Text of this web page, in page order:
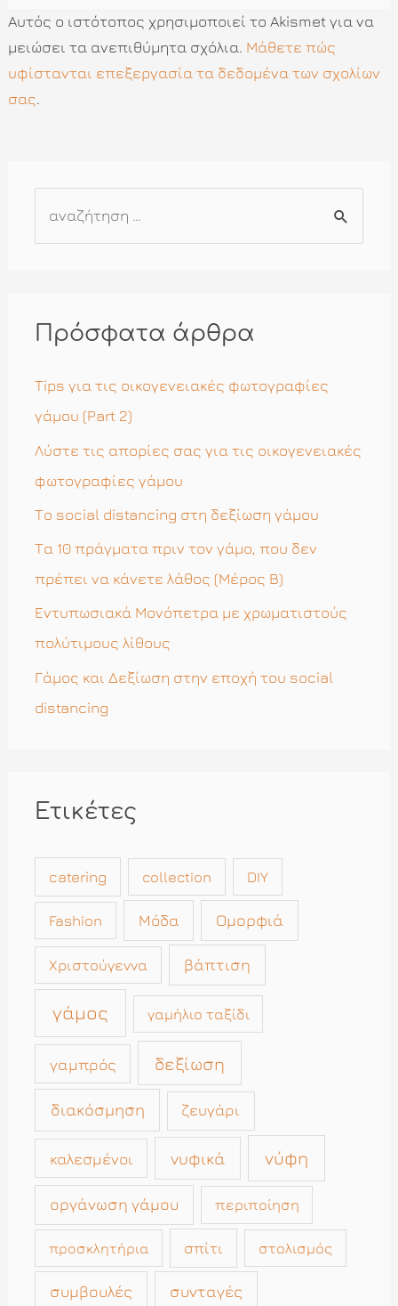
Αυτός ο ιστότοπος χρησιμοποιεί το Akismet για να
μειώσει τα ανεπιθύμητα σχόλια. Μάθετε πώς
υφίστανται επεξεργασία τα δεδομένα των σχολίων
σας.
ή
η
σ
η
γ
Πρόσφατα άρθρα
Tips για τις οικογενειακές φωτογραφίες
γάμου (Part 2)
Λύστε τις απορίες σας για τις οικογενειακές
φωτογραφίες γάμου
Το social distancing στη δεξίωση γάμου
Τα 10 πράγματα πριν τον γάμο, που δεν
πρέπει να κάνετε λάθος (Μέρος Β)
Εντυπωσιακά Μονόπετρα με χρωματιστούς
πολύτιμους λίθους
Γάμος και Δεξίωση στην εποχή του social
distancing
Ετικέτες
catering collection DIY
Fashion Μόδα Ομορφιά
Χριστούγεννα βάπτιση
γάμος γαμήλιο ταξίδι
γαμπρός δεξίωση
διακόσμηση ζευγάρι
καλεσμένοι νυφικά νύφη
οργάνωση γάμου περιποίηση
προσκλητήρια σπίτι στολισμός
συμβουλές συνταγές